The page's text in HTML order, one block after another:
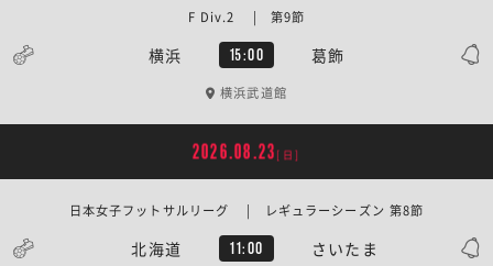
横浜 15:00 葛飾
F Div.2 | 第9節
横浜武道館
2026.08.23 [日]
北海道 11:00 さいたま
日本女子フットサルリーグ | レギュラーシーズン 第8節